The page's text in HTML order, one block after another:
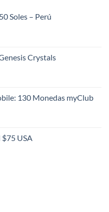
Soles – Perú
Crystals
130 Monedas myClub
USA